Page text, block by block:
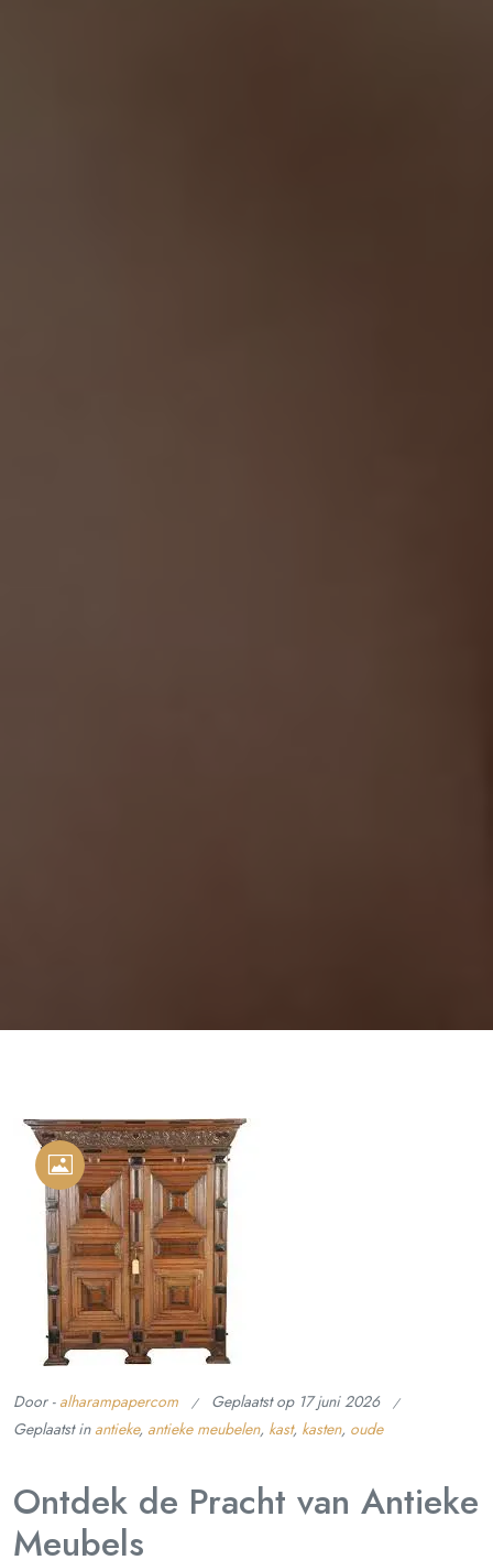
Door - alharampapercom Geplaatst op 17 juni 2026
Geplaatst in antieke, antieke meubelen, kast, kasten, oude
Ontdek de Pracht van Antieke
Meubels